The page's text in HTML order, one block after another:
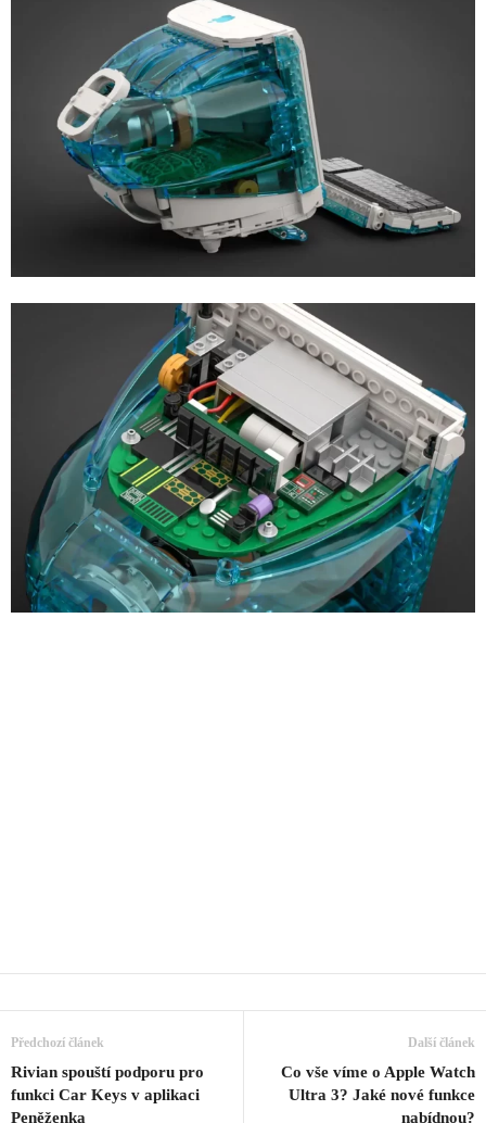
Předchozí článek
Rivian spouští podporu pro
funkci Car Keys v aplikaci
Peněženka
Další článek
Co vše víme o Apple Watch
Ultra 3? Jaké nové funkce
nabídnou?